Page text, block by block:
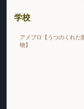
学校
アメブロ【うつのくれた
物】